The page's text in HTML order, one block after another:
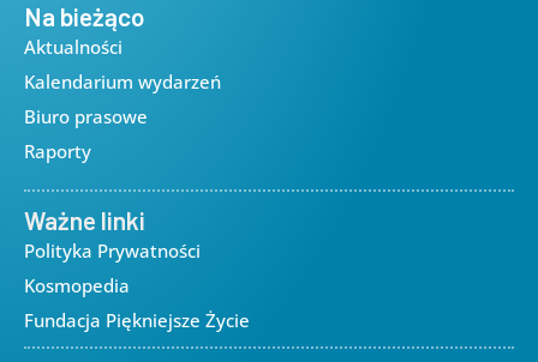
Na bieżąco
Aktualności
Kalendarium wydarzeń
Biuro prasowe
Raporty
Ważne linki
Polityka Prywatności
Kosmopedia
Fundacja Piękniejsze Życie